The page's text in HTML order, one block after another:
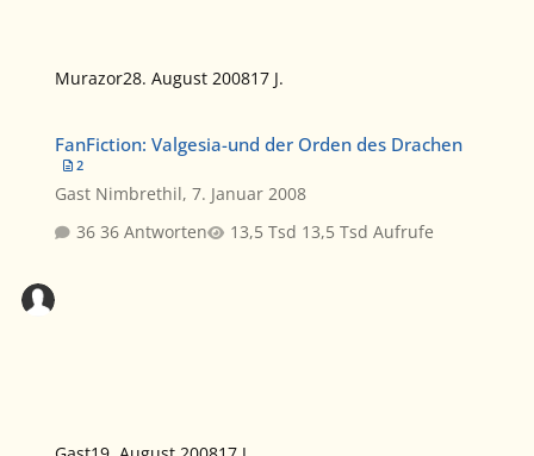
Murazor28. August 200817 J.
FanFiction: Valgesia-und der Orden des Drachen
2
Gast Nimbrethil,7. Januar 2008
36 Antworten
13,5 Tsd Aufrufe